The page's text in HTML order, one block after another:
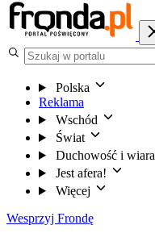
Polska
Reklama
Wschód
Świat
Duchowość i wiara
Jest afera!
Więcej
Wesprzyj Frondę